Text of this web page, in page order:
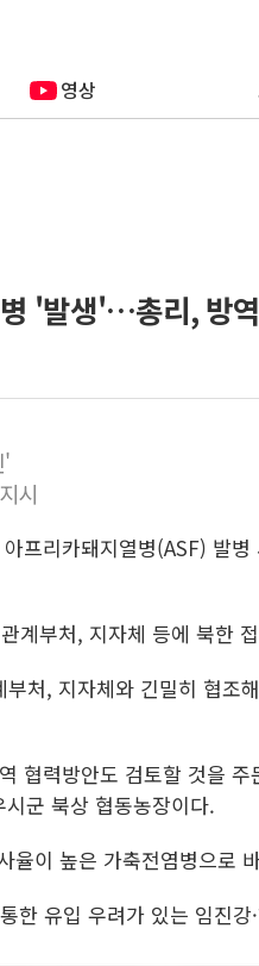
영상
'발생'…총리, 방
'
시
프리카돼지열병(ASF) 발
계부처, 지자체 등에 북한
처, 지자체와 긴밀히 협
협력방안도 검토할 것을
군 북상 협동농장이다.
율이 높은 가축전염병으로
한 유입 우려가 있는 임진